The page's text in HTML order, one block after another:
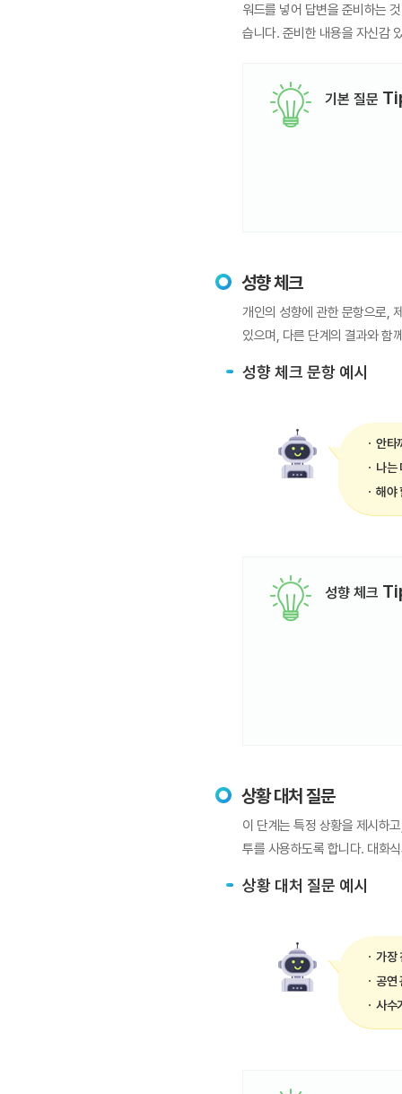
워드를 넣어 답변을 준비하는
습니다. 준비한 내용을 자신감
기본 질문
성향 체크
개인의 성향에 관한 문항으로,
있으며, 다른 단계의 결과와 함
성향 체크 문항 예시
안타
나는
해야
성향 체크
상황 대처 질문
이 단계는 특정 상황을 제시하
투를 사용하도록 합니다. 대화
상황 대처 질문 예시
가장
공연
사수